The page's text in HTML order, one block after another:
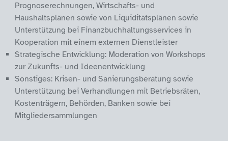
Prognoserechnungen, Wirtschafts- und
Haushaltsplänen sowie von Liquiditätsplänen sowie
Unterstützung bei Finanzbuchhaltungsservices in
Kooperation mit einem externen Dienstleister
Strategische Entwicklung: Moderation von Workshops
zur Zukunfts- und Ideenentwicklung
Sonstiges: Krisen- und Sanierungsberatung sowie
Unterstützung bei Verhandlungen mit Betriebsräten,
Kostenträgern, Behörden, Banken sowie bei
Mitgliedersammlungen